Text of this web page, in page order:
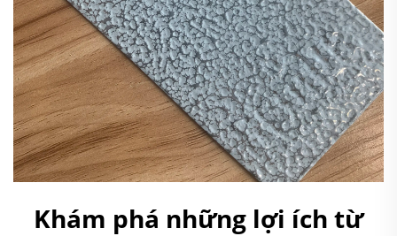
Khám phá những lợi ích từ